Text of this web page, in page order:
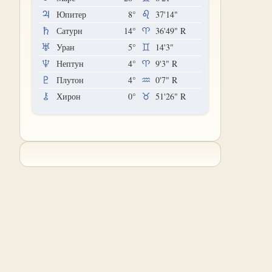
Юпитер
8°
37'14"
Сатурн
14° 36'49" R
Уран
5°
14'3"
Нептун
4° 9'3" R
Плутон
4° 0'7" R
Хирон
0° 51'26" R